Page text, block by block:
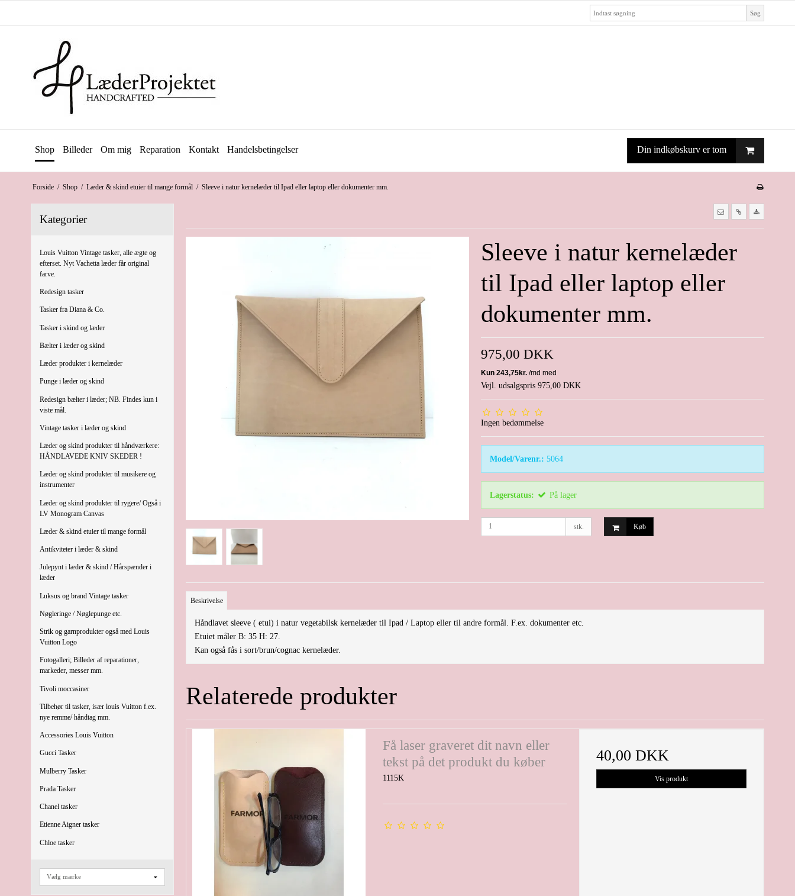
Søg
Shop Billeder Om mig Reparation Kontakt Handelsbetingelser Din indkøbskurv er tom
Forside / Shop / Læder & skind etuier til mange formål / Sleeve i natur kernelæder til Ipad eller laptop eller dokumenter mm.
Kategorier
Louis Vuitton Vintage tasker, alle ægte og
efterset. Nyt Vachetta læder får original
farve.
Redesign tasker
Tasker fra Diana & Co.
Tasker i skind og læder
Bælter i læder og skind
Læder produkter i kernelæder
Punge i læder og skind
Redesign bælter i læder; NB. Findes kun i
viste mål.
Vintage tasker i læder og skind
Læder og skind produkter til håndværkere:
HÅNDLAVEDE KNIV SKEDER !
Læder og skind produkter til musikere og
instrumenter
Læder og skind produkter til rygere/ Også i
LV Monogram Canvas
Læder & skind etuier til mange formål
Antikviteter i læder & skind
Julepynt i læder & skind / Hårspænder i
læder
Luksus og brand Vintage tasker
Nøgleringe / Nøglepunge etc.
Strik og garnprodukter også med Louis
Vuitton Logo
Fotogalleri; Billeder af reparationer,
markeder, messer mm.
Tivoli moccasiner
Tilbehør til tasker, især louis Vuitton f.ex.
nye remme/ håndtag mm.
Accessories Louis Vuitton
Gucci Tasker
Mulberry Tasker
Prada Tasker
Chanel tasker
Etienne Aigner tasker
Chloe tasker
Sleeve i natur kernelæder
til Ipad eller laptop eller
dokumenter mm.
975,00 DKK
Vejl. udsalgspris 975,00 DKK
Ingen bedømmelse
Model/Varenr.: 5064
Lagerstatus: På lager
stk. Køb
Beskrivelse
Håndlavet sleeve ( etui) i natur vegetabilsk kernelæder til Ipad / Laptop eller til andre formål. F.ex. dokumenter etc.
Etuiet måler B: 35 H: 27.
Kan også fås i sort/brun/cognac kernelæder.
Relaterede produkter
Få laser graveret dit navn eller
tekst på det produkt du køber
1115K
40,00 DKK
Vis produkt